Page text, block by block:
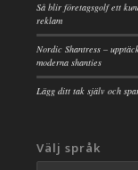
Så blir företagsgolf ett
reklam
Nordic Shantress –
moderna shanties
Lägg ditt tak själv och
Välj språk